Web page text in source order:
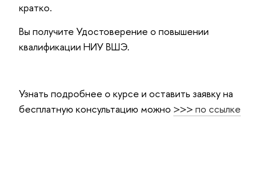
кратко.
Вы получите Удостоверение о повышении
квалификации НИУ ВШЭ.
Узнать подробнее о курсе и оставить заявку на
бесплатную консультацию можно >>> по ссылке